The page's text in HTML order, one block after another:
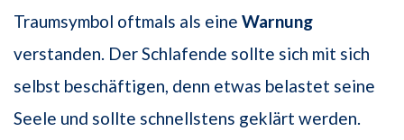
Traumsymbol oftmals als eine Warnung
verstanden. Der Schlafende sollte sich mit sich
selbst beschäftigen, denn etwas belastet seine
Seele und sollte schnellstens geklärt werden.